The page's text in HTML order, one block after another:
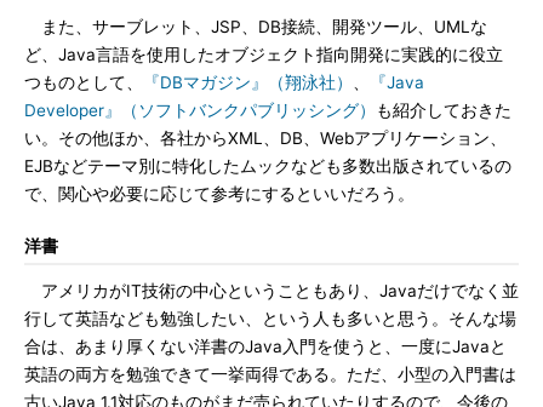
また、サーブレット、JSP、DB接続、開発ツール、UMLな
ど、Java言語を使用したオブジェクト指向開発に実践的に役立
つものとして、
『DBマガジン』（翔泳社）
『Java
Developer』（ソフトバンクパブリッシング）
も紹介しておきた
い。その他ほか、各社からXML、DB、Webアプリケーション、
EJBなどテーマ別に特化したムックなども多数出版されているの
で、関心や必要に応じて参考にするといいだろう。
洋書
アメリカがIT技術の中心ということもあり、Javaだけでなく並
行して英語なども勉強したい、という人も多いと思う。そんな場
合は、あまり厚くない洋書のJava入門を使うと、一度にJavaと
英語の両方を勉強できて一挙両得である。ただ、小型の入門書は
古いJava 1.1対応のものがまだ売られていたりするので、今後の